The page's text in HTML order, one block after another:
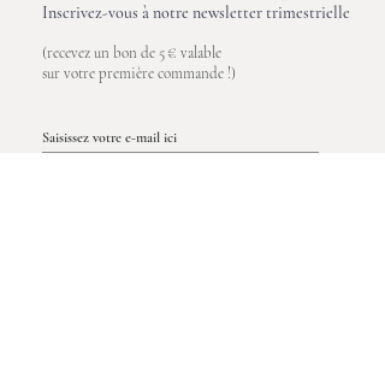
Inscrivez-vous à notre newsletter trimestrielle
(recevez un bon de 5 € valable
sur votre première commande !)
Saisissez votre e-mail ici